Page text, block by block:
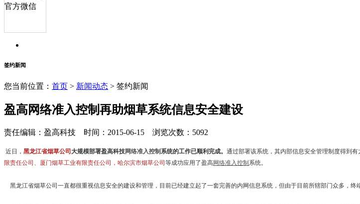
签约新闻
您当前位置： 首页 > 新闻动态 > 签约新闻
盈高网络准入控制再助烟草系统信息安全建设
责任编辑：盈高科技 时间：2015-06-15 浏览次数：5092
近日， 黑龙江省烟草公司大规模部署盈高科技网络准入控制 系统的工作已顺利完成。 通过部署该系统，其内部信息安全管理制度得到
限责任公司
厦门烟草工业有限责任公司 ，哈尔滨市烟草公司等成功应用了盈高网络准入控制系统。
黑龙江省烟草公司一直都很重视信息安全的建设和管理，目前已经建立起了一套完善的内网信息系统，但由于目前所辖部门众多，终